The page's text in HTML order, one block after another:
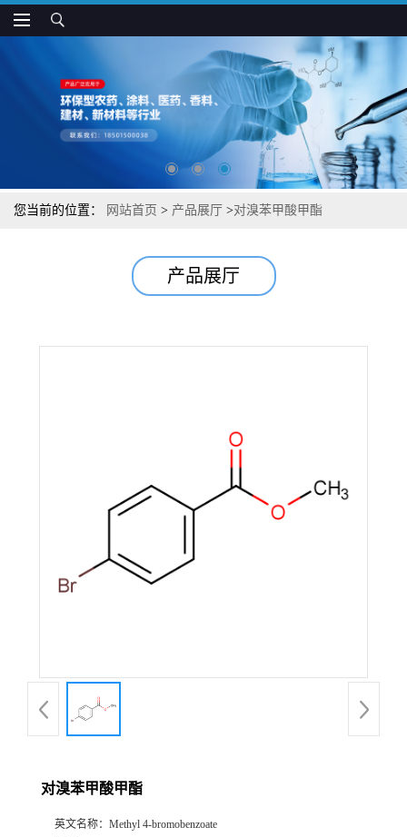
您当前的位置： 网站首页 > 产品展厅 >对溴苯甲酸甲酯
产品展厅
对溴苯甲酸甲酯
英文名称： Methyl 4-bromobenzoate